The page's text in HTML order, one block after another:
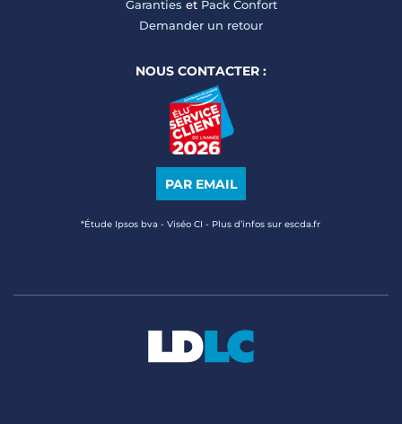
Garanties et Pack Confort
Demander un retour
NOUS CONTACTER :
PAR EMAIL
*Étude Ipsos bva - Viséo CI - Plus d’infos sur escda.fr